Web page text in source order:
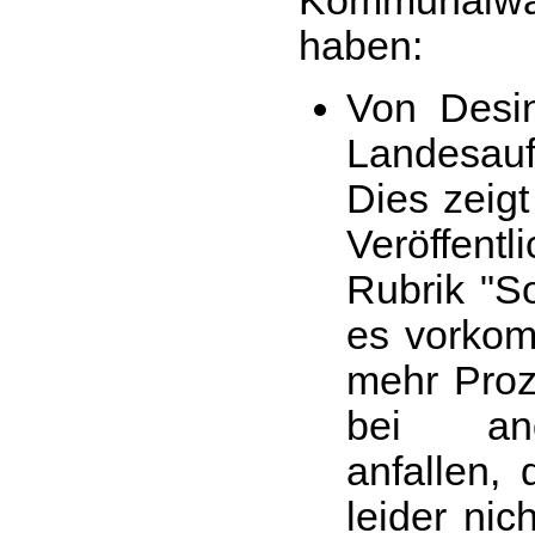
haben:
Von
Dies
Rubrik
es
mehr
bei
anfallen,
leider